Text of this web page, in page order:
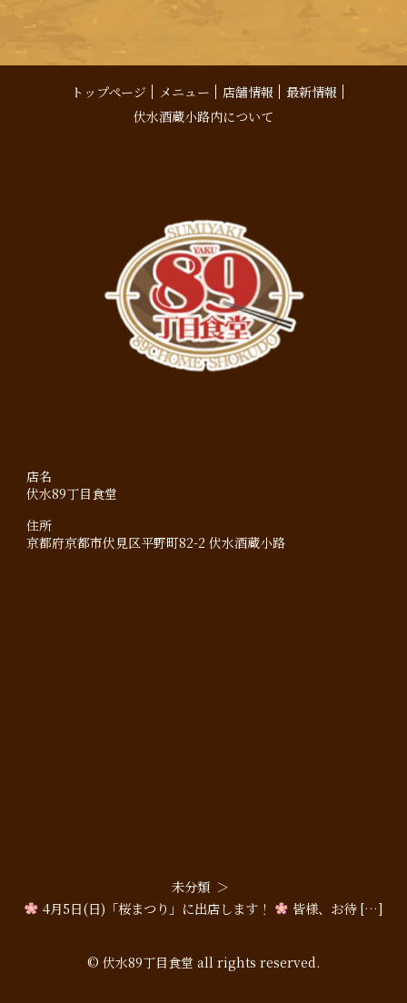
トップページ メニュー 店舗情報
最新情報
伏水酒蔵小路内について
店名
伏水89丁目食堂
住所
京都府京都市伏見区平野町82-2 伏水酒蔵小路
未分類
4月5日(日)「桜まつり」に出店します！
皆様、お待 […]
© 伏水89丁目食堂 all rights reserved.